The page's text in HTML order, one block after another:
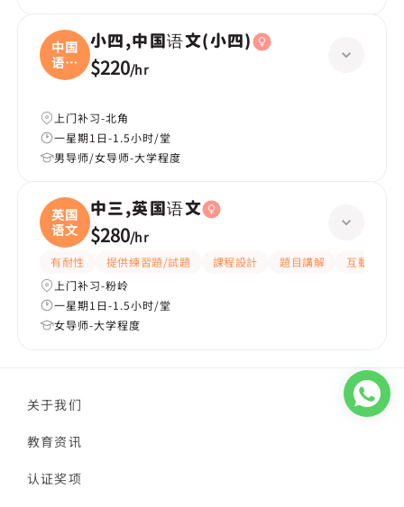
中国
语文
(
小四,中国语文(小四)
$220/hr
上门补习-北角
一星期1日-1.5小时/堂
男导师/女导师-大学程度
英国
语文
中三,英国语文
$280/hr
有耐性 提供練習題/試題 課程設計 題目講解
互動教學
上门补习-粉岭
一星期1日-1.5小时/堂
女导师-大学程度
关于我们
教育资讯
认证奖项